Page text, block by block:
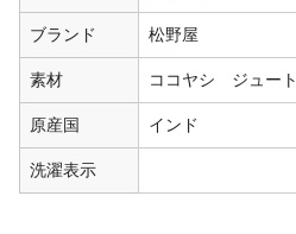
ブランド 松野屋
素材 ココヤシ ジュート
原産国 インド
洗濯表示